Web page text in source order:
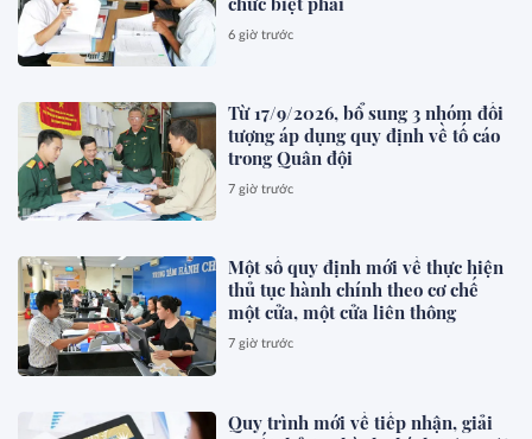
6 giờ trước
Từ 17/9/2026, bổ sung 3 nhóm đối
tượng áp dụng quy định về tố cáo
trong Quân đội
7 giờ trước
Một số quy định mới về thực hiện
thủ tục hành chính theo cơ chế
một cửa, một cửa liên thông
7 giờ trước
Quy trình mới về tiếp nhận, giải